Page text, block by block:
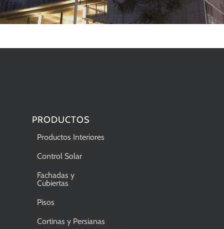
PRODUCTOS
Productos Interiores
Control Solar
Fachadas y
Cubiertas
Pisos
Cortinas y Persianas